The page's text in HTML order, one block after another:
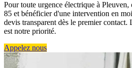
Pour toute urgence électrique à
85 et bénéficier d'une intervention en
devis transparent dès le premier contact.
est notre priorité.
Appelez nous